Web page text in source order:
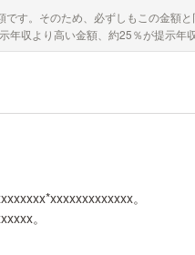
す。そのため、必ずしもこの金額
収より高い金額、約25％が提示年
。
。